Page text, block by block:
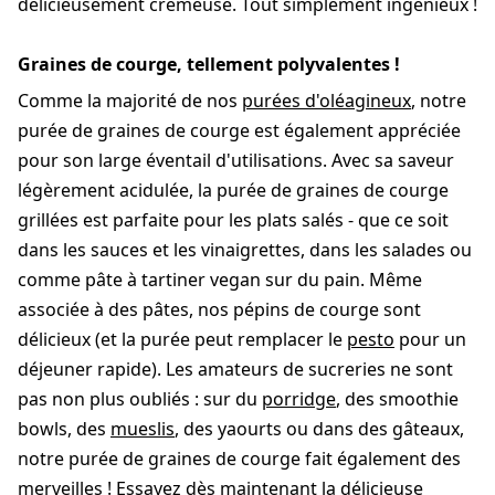
Graines de courge, tellement polyvalentes !
Comme la majorité de nos purées d'oléagineux, notre
purée de graines de courge est également appréciée
pour son large éventail d'utilisations. Avec sa saveur
légèrement acidulée, la purée de graines de courge
grillées est parfaite pour les plats salés - que ce soit
dans les sauces et les vinaigrettes, dans les salades ou
comme pâte à tartiner vegan sur du pain. Même
associée à des pâtes, nos pépins de courge sont
délicieux (et la purée peut remplacer le pesto pour un
déjeuner rapide). Les amateurs de sucreries ne sont
pas non plus oubliés : sur du porridge, des smoothie
bowls, des mueslis, des yaourts ou dans des gâteaux,
notre purée de graines de courge fait également des
merveilles ! Essayez dès maintenant la délicieuse